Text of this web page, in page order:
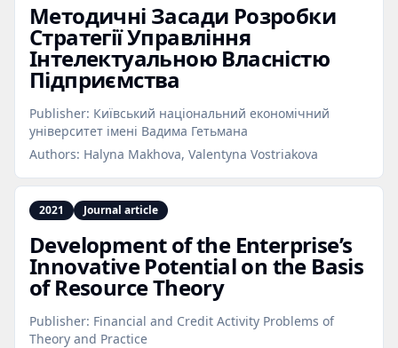
Методичні Засади Розробки
Стратегії Управління
Інтелектуальною Власністю
Підприємства
Publisher: Київський національний економічний
університет імені Вадима Гетьмана
Authors: Halyna Makhova, Valentyna Vostriakova
2021 Journal article
Development of the Enterprise’s
Innovative Potential on the Basis
of Resource Theory
Publisher: Financial and Credit Activity Problems of
Theory and Practice